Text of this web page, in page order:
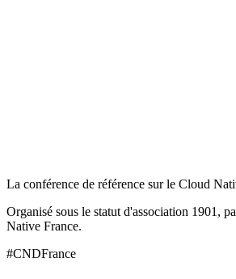
La conférence de référence sur le Cloud
Organisé sous le statut d'association 1901,
Native France.
#CNDFrance